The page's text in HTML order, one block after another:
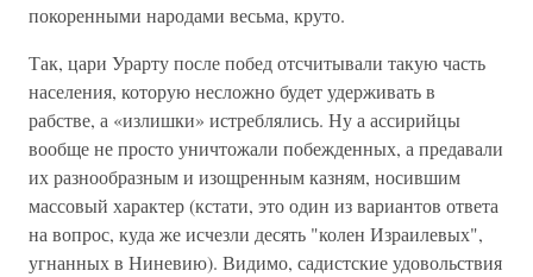
покоренными народами весьма, круто.
Так, цари Урарту после побед отсчитывали такую часть
населения, которую несложно будет удерживать в
рабстве, а «излишки» истреблялись. Ну а ассирийцы
вообще не просто уничтожали побежденных, а предавали
их разнообразным и изощренным казням, носившим
массовый характер (кстати, это один из вариантов ответа
на вопрос, куда же исчезли десять "колен Израилевых",
угнанных в Ниневию). Видимо, садистские удовольствия